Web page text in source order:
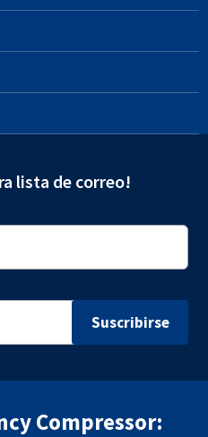
lista de correo!
Compressor: